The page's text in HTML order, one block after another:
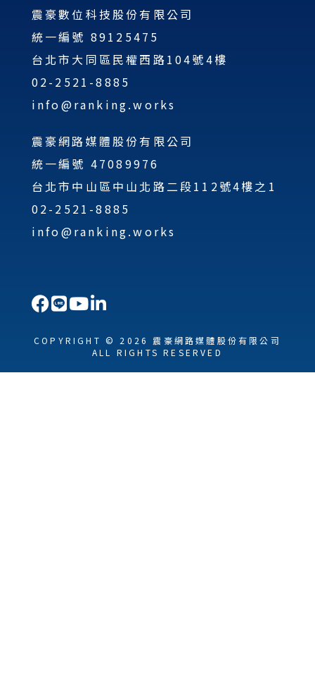
震豪數位科技股份有限公司
統一編號 89125475
台北市大同區民權西路104號4樓
02-2521-8885
info@ranking.works
震豪網路媒體股份有限公司
統一編號 47089976
台北市中山區中山北路二段112號4樓之1
02-2521-8885
info@ranking.works
COPYRIGHT © 2026 震豪網路媒體股份有限公司
ALL RIGHTS RESERVED